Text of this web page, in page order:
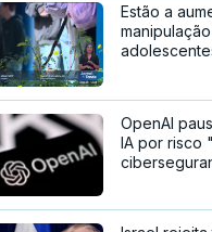
Estão a
OpenAI
IA por risco